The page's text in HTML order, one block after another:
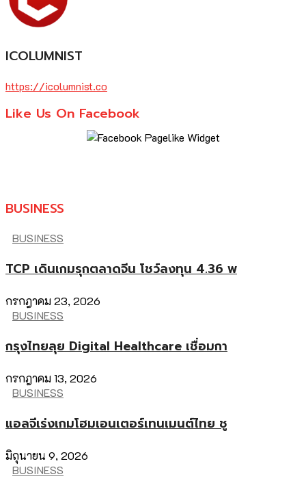
ICOLUMNIST
https://icolumnist.co
Like Us On Facebook
BUSINESS
BUSINESS
TCP เดินเกมรุกตลาดจีน โชว์ลงทุน 4.36 พ
กรกฎาคม 23, 2026
BUSINESS
กรุงไทยลุย Digital Healthcare เชื่อมกา
กรกฎาคม 13, 2026
BUSINESS
แอลจีเร่งเกมโฮมเอนเตอร์เทนเมนต์ไทย ชู
มิถุนายน 9, 2026
BUSINESS